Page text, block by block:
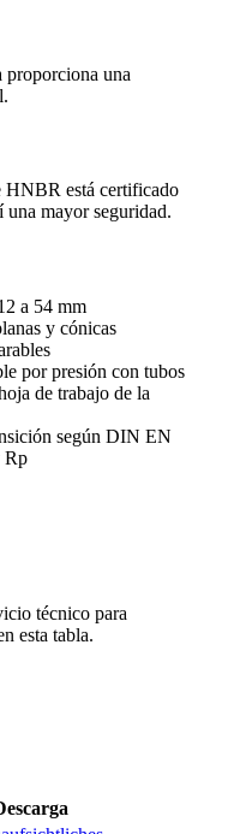
proporciona una
HNBR está certificado
una mayor seguridad.
a 54 mm
y cónicas
por presión con tubos
de trabajo de la
según DIN EN
Rp
técnico para
esta tabla.